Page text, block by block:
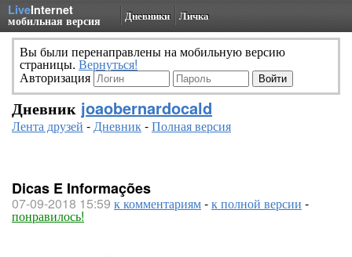
LiveInternet
мобильная версия Дневники Личка
Вы были перенаправлены на мобильную версию
страницы. Вернуться!
Авторизация
Дневник joaobernardocald
Лента друзей -Дневник-Полная версия
Dicas E Informações
07-09-2018 15:59 к комментариям-к полной версии -
понравилось!